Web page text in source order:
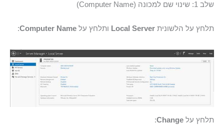
שלב 1: שינוי שם למכונה (Computer Name)
תלחץ על הלשונית Local Server ותלחץ על Computer Name
:
תלחץ על Change
: